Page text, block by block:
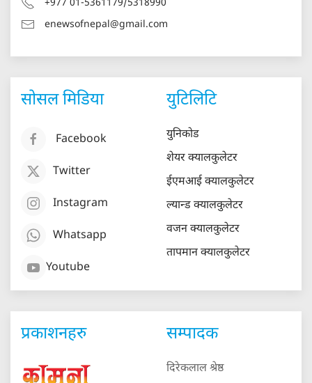
+977 01-5361179/5318990
enewsofnepal@gmail.com
सोसल मिडिया
Facebook
Twitter
Instagram
Whatsapp
Youtube
युटिलिटि
युनिकोड
शेयर क्यालकुलेटर
ईएमआई क्यालकुलेटर
ल्यान्ड क्यालकुलेटर
वजन क्यालकुलेटर
तापमान क्यालकुलेटर
प्रकाशनहरु सम्पादक
दिरेकलाल श्रेष्ठ